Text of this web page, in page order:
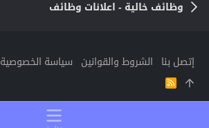
وظائف خالية - اعلانات وظائف
إتصل بنا الشروط والقوانين سياسة الخصوصية
R